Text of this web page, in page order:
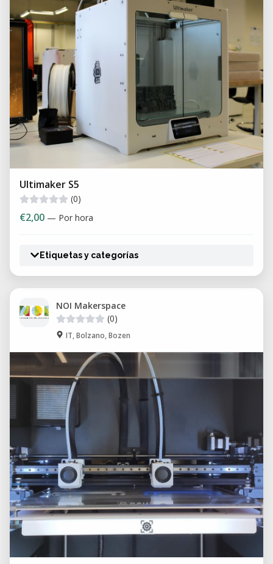
Ultimaker S5
(0)
€2,00 — Por hora
Etiquetas y categorías
NOI Makerspace
(0)
IT, Bolzano, Bozen